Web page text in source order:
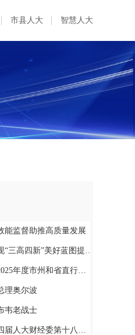
市县人大 智慧人大
能监督助推高质量发展
新”美好蓝图提供坚实法治保障
统党（工）委书记抓基层党建工作述职评议会议
理奥尔波
韦老战士
财经委第十八次全体会议